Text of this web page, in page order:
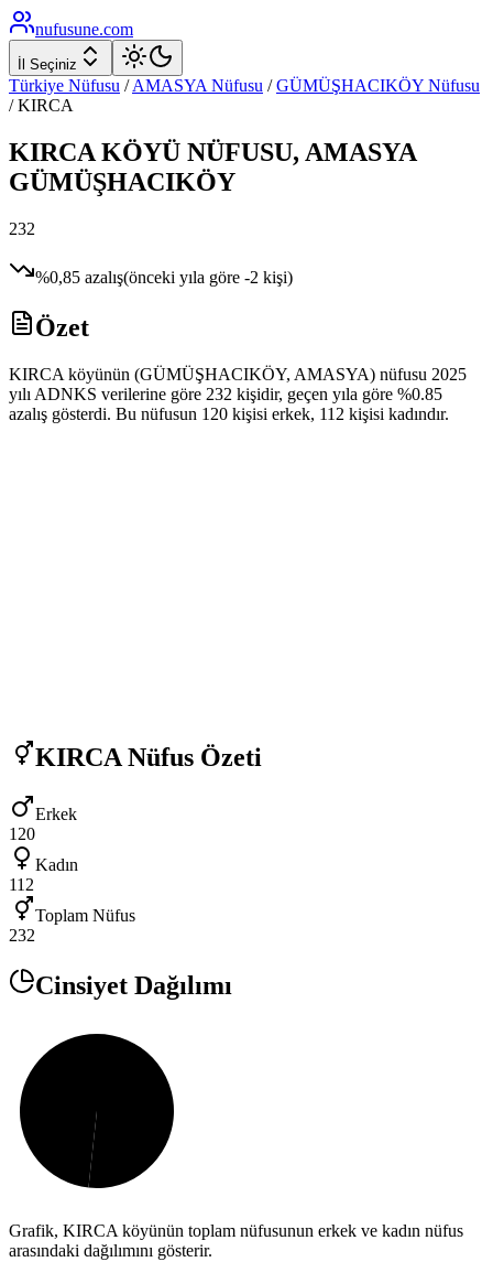
nufusune.com
İl Seçiniz
Türkiye Nüfusu / AMASYA Nüfusu / GÜMÜŞHACIKÖY Nüfusu
/KIRCA
KIRCA KÖYÜ NÜFUSU, AMASYA
GÜMÜŞHACIKÖY
232
%0,85 azalış(önceki yıla göre -2 kişi)
Özet
KIRCA köyünün (GÜMÜŞHACIKÖY, AMASYA) nüfusu 2025
yılı ADNKS verilerine göre 232 kişidir, geçen yıla göre %0.85
azalış gösterdi. Bu nüfusun 120 kişisi erkek, 112 kişisi kadındır.
KIRCA Nüfus Özeti
Erkek
120
Kadın
112
Toplam Nüfus
232
Cinsiyet Dağılımı
Grafik, KIRCA köyünün toplam nüfusunun erkek ve kadın nüfus
arasındaki dağılımını gösterir.